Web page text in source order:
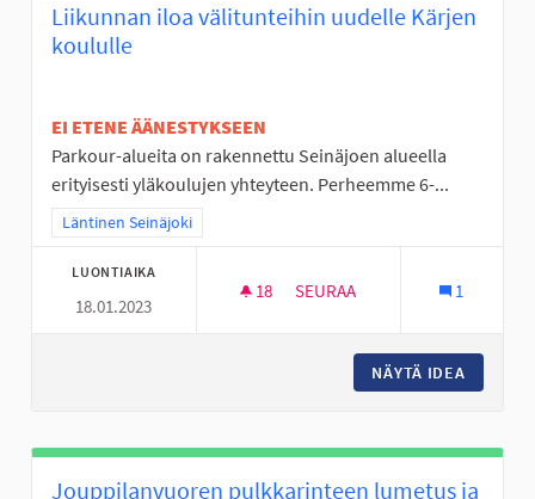
Liikunnan iloa välitunteihin uudelle Kärjen
koululle
EI ETENE ÄÄNESTYKSEEN
Parkour-alueita on rakennettu Seinäjoen alueella
erityisesti yläkoulujen yhteyteen. Perheemme 6-...
Rajaa tulokset teeman mukaan: Läntinen Seinäjoki
Läntinen Seinäjoki
LUONTIAIKA
18.01.2023
18 18 SEURAAJAA
SEURAA 1
NÄYTÄ IDEA
Jouppilanvuoren pulkkarinteen lumetus ja